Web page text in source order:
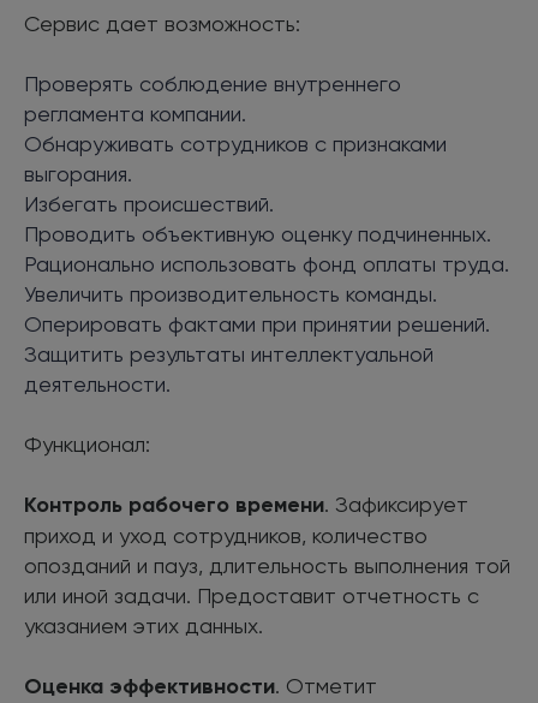
Сервис дает возможность:
Проверять соблюдение внутреннего
регламента компании.
Обнаруживать сотрудников с признаками
выгорания.
Избегать происшествий.
Проводить объективную оценку подчиненных.
Рационально использовать фонд оплаты труда.
Увеличить производительность команды.
Оперировать фактами при принятии решений.
Защитить результаты интеллектуальной
деятельности.
Функционал:
Контроль рабочего времени. Зафиксирует
приход и уход сотрудников, количество
опозданий и пауз, длительность выполнения той
или иной задачи. Предоставит отчетность с
указанием этих данных.
Оценка эффективности. Отметит